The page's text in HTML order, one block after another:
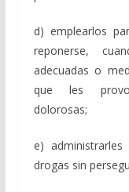
d) emplearlos
reponerse,
adecuadas o
que les
dolorosas;
e)
drogas sin